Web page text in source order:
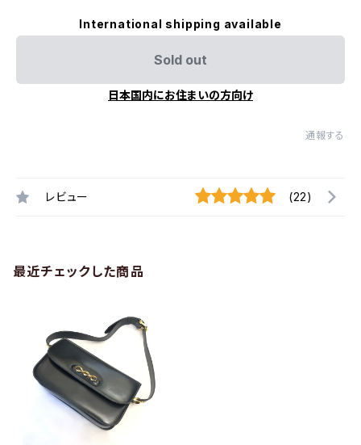
International shipping available
Sold out
日本国内にお住まいの方向け
通報する
レビュー (22)
最近チェックした商品